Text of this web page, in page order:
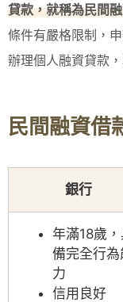
貸款，就稱為民間
條件有嚴格限制，
辦理個人融資貸款
民間融資借
銀行
年滿18歲
備完全行為
力
信用良好